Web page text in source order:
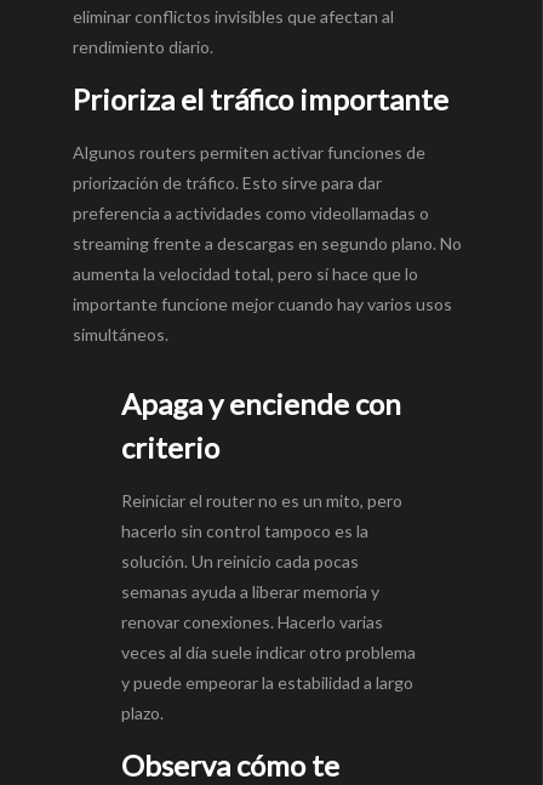
eliminar conflictos invisibles que afectan al
rendimiento diario.
Prioriza el tráfico importante
Algunos routers permiten activar funciones de
priorización de tráfico. Esto sirve para dar
preferencia a actividades como videollamadas o
streaming frente a descargas en segundo plano. No
aumenta la velocidad total, pero sí hace que lo
importante funcione mejor cuando hay varios usos
simultáneos.
Apaga y enciende con
criterio
Reiniciar el router no es un mito, pero
hacerlo sin control tampoco es la
solución. Un reinicio cada pocas
semanas ayuda a liberar memoria y
renovar conexiones. Hacerlo varias
veces al día suele indicar otro problema
y puede empeorar la estabilidad a largo
plazo.
Observa cómo te